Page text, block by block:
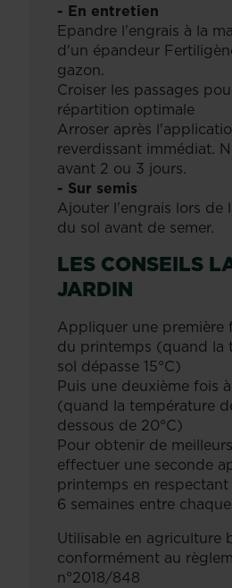
- En entretien
Epandre l'engrais à la
d'un épandeur
gazon.
Croiser les passages
répartition optimale
Arroser après
reverdissant immédiat.
avant 2 ou 3 jours.
- Sur semis
Ajouter l'engrais lors de
du sol avant de semer.
LES CONSEILS
JARDIN
Appliquer une première
du printemps (quand la
sol dépasse 15°C)
Puis une deuxième fois
(quand la température
dessous de 20°C)
Pour obtenir de
effectuer une seconde
printemps en
6 semaines entre
Utilisable en agriculture
conformément au
n°2018/848